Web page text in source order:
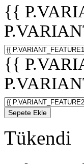
{{
{{
Sepete Ekle
Tükendi